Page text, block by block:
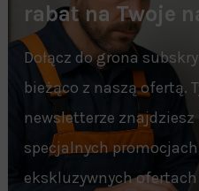
rabat na Twoje
Dołącz do grona
bieżąco z naszą ofertą.
newsletterze
specjalnych
ekskluzywnych